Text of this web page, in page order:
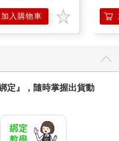
工具，我會在書中幫助大家
母，事實上，書中幾乎找不
書籍，並非一本代數問題
正確的圖表來解釋事物，
知道讓大家親自動手算數
此，每一章最後都會附上
否瞭解該章的內容及進一
人批改，但我很樂意知道
敷【雙入組】
加入購物車
定』，隨時掌握出貨動